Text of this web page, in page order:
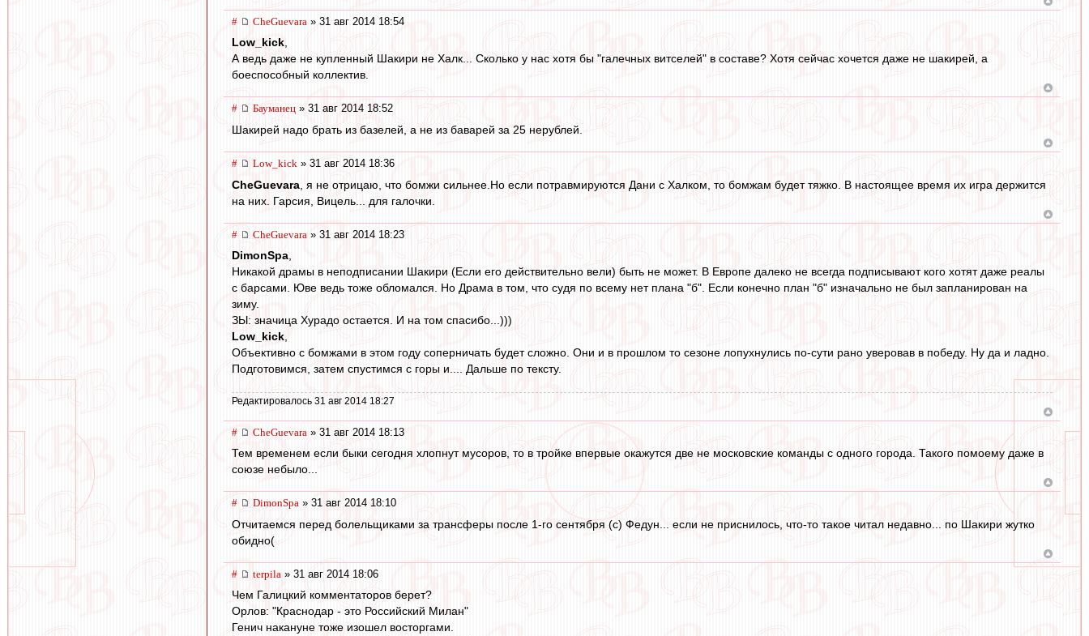
# CheGuevara » 31 авг 2014 18:54
Low_kick,
А ведь даже не купленный Шакири не Халк... Сколько у нас хотя бы "галечных витселей" в составе? Хотя сейчас хочется даже не шакирей, а
боеспособный коллектив.
# Бауманец » 31 авг 2014 18:52
Шакирей надо брать из базелей, а не из баварей за 25 нерублей.
# Low_kick » 31 авг 2014 18:36
CheGuevara , я не отрицаю, что бомжи сильнее.Но если потравмируются Дани с Халком, то бомжам будет тяжко. В настоящее время их игра держится
на них. Гарсия, Вицель... для галочки.
# CheGuevara » 31 авг 2014 18:23
DimonSpa
Никакой драмы в неподписании Шакири (Если его действительно вели) быть не может. В Европе далеко не всегда подписывают кого хотят даже реалы
с барсами. Юве ведь тоже обломался. Но Драма в том, что судя по всему нет плана "б". Если конечно план "б" изначально не был запланирован на
зиму.
ЗЫ: значица Хурадо остается. И на том спасибо...)))
Low_kick
Объективно с бомжами в этом году соперничать будет сложно. Они и в прошлом то сезоне лопухнулись по-сути рано уверовав в победу. Ну да и ладно.
Подготовимся, затем спустимся с горы и.... Дальше по тексту.
Редактировалось 31 авг 2014 18:27
# CheGuevara » 31 авг 2014 18:13
Тем временем если быки сегодня хлопнут мусоров, то в тройке впервые окажутся две не московские команды с одного города. Такого помоему даже в
союзе небыло...
# DimonSpa » 31 авг 2014 18:10
Отчитаемся перед болельщиками за трансферы после 1-го сентября (с) Федун... если не приснилось, что-то такое читал недавно... по Шакири жутко
обидно(
# terpila » 31 авг 2014 18:06
Чем Галицкий комментаторов берет?
Орлов: "Краснодар - это Российский Милан"
Генич накануне тоже изошел восторгами.